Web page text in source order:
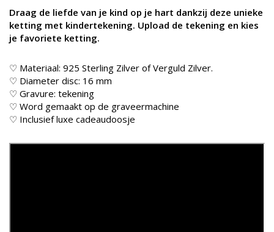
Draag de liefde van je kind op je hart dankzij deze unieke
ketting met kindertekening. Upload de tekening en kies
je favoriete ketting.
♡ Materiaal: 925 Sterling Zilver of Verguld Zilver.
♡ Diameter disc: 16 mm
♡ Gravure: tekening
♡ Word gemaakt op de graveermachine
♡ Inclusief luxe cadeaudoosje